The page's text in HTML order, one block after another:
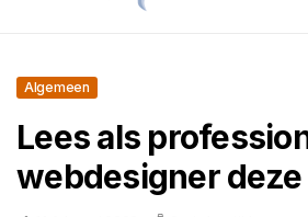
Algemeen
Lees als
webdesigner deze